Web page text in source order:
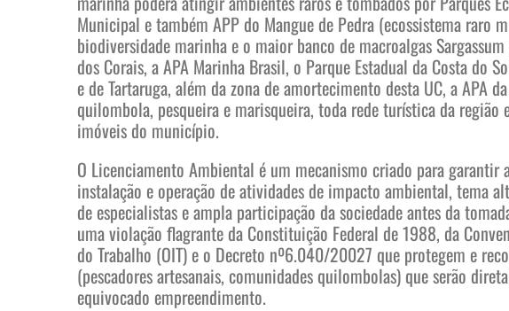
Municipal e também APP do Mangue de Pedra (ecossistema raro
biodiversidade marinha e o maior banco de macroalgas
dos Corais, a APA Marinha Brasil, o Parque Estadual da Costa do
e de Tartaruga, além da zona de amortecimento desta UC, a APA
quilombola, pesqueira e marisqueira, toda rede turística da região
imóveis do município.
O Licenciamento Ambiental é um mecanismo criado para
instalação e operação de atividades de impacto ambiental, tema
de especialistas e ampla participação da sociedade antes da
uma violação flagrante da Constituição Federal de 1988, da
do Trabalho (OIT) e o Decreto nº6.040/20027 que protegem e
(pescadores artesanais, comunidades quilombolas) que serão
equivocado empreendimento.